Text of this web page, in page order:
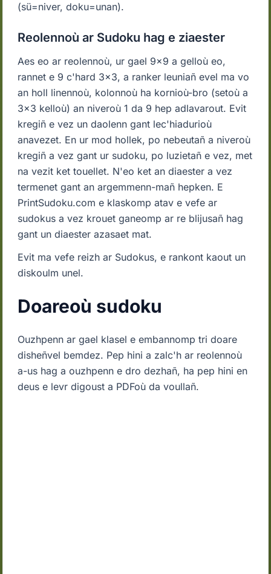
(sü=niver, doku=unan).
Reolennoù ar Sudoku hag e ziaester
Aes eo ar reolennoù, ur gael 9x9 a gelloù eo,
rannet e 9 c'hard 3x3, a ranker leuniañ evel ma vo
an holl linennoù, kolonnoù ha kornioù-bro (setoù a
3x3 kelloù) an niveroù 1 da 9 hep adlavarout. Evit
kregiñ e vez un daolenn gant lec'hiadurioù
anavezet. En ur mod hollek, po nebeutañ a niveroù
kregiñ a vez gant ur sudoku, po luzietañ e vez, met
na vezit ket touellet. N'eo ket an diaester a vez
termenet gant an argemmenn-mañ hepken. E
PrintSudoku.com e klaskomp atav e vefe ar
sudokus a vez krouet ganeomp ar re blijusañ hag
gant un diaester azasaet mat.
Evit ma vefe reizh ar Sudokus, e rankont kaout un
diskoulm unel.
Doareoù sudoku
Ouzhpenn ar gael klasel e embannomp tri doare
disheñvel bemdez. Pep hini a zalc'h ar reolennoù
a-us hag a ouzhpenn e dro dezhañ, ha pep hini en
deus e levr digoust a PDFoù da voullañ.